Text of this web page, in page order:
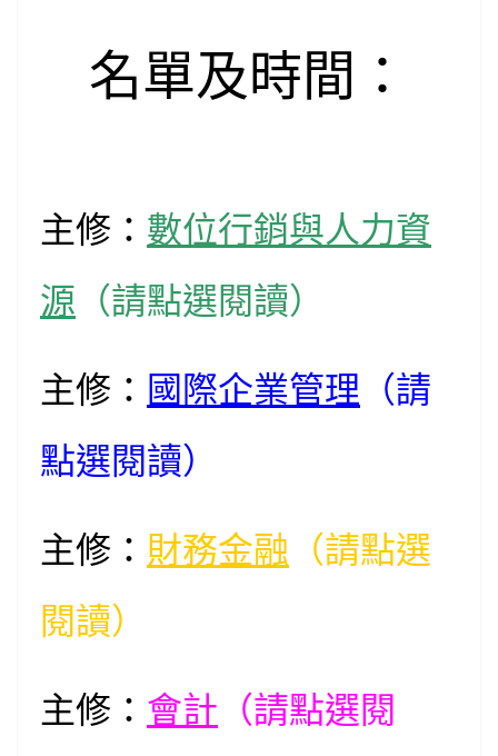
名單及時間 ：
主修： 數位行銷與人力資
源 （請點選閱讀）
主修： 國際企業管理 （請
點選閱讀）
主修： 財務金融 （請點選
閱讀）
主修： 會計 （請點選閱